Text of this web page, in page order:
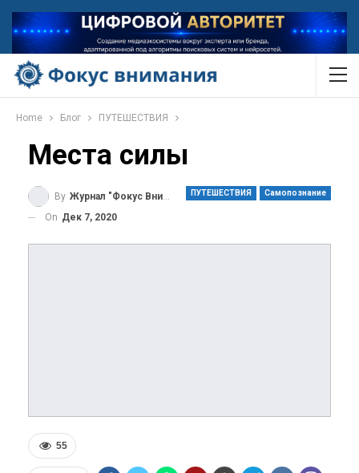
Home Блог ПУТЕШЕСТВИЯ
Места силы
ПУТЕШЕСТВИЯ Самопознание
By Журнал "Фокус Внимания"
On Дек 7, 2020
55